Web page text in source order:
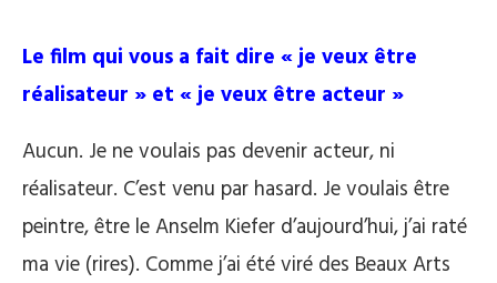
Le film qui vous a fait dire « je veux être
réalisateur » et « je veux être acteur »
Aucun. Je ne voulais pas devenir acteur, ni
réalisateur. C’est venu par hasard. Je voulais être
peintre, être le Anselm Kiefer d’aujourd’hui, j’ai raté
ma vie (rires). Comme j’ai été viré des Beaux Arts